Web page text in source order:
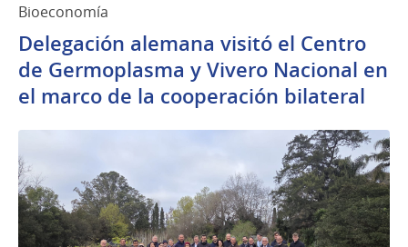
Bioeconomía
Delegación alemana visitó el Centro
de Germoplasma y Vivero Nacional en
el marco de la cooperación bilateral